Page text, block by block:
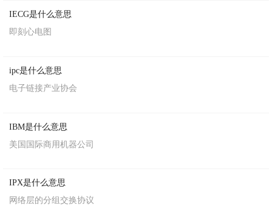
IECG是什么意思
即刻心电图
ipc是什么意思
电子链接产业协会
IBM是什么意思
美国国际商用机器公司
IPX是什么意思
网络层的分组交换协议